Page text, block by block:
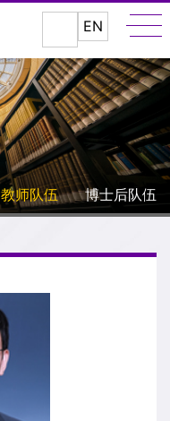
EN
教师队伍 博士后队伍